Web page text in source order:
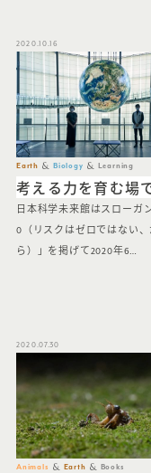
Earth Biology Learning
2020.10.16
考える力を育む場
日本科学未来館はスローガ
0（リスクはゼロではない、
ら）」を掲げて2020年6…
Animals Earth Books
2020.07.30